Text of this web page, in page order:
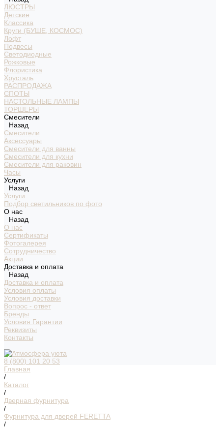
ЛЮСТРЫ
Детские
Классика
Круги (БУШЕ, КОСМОС)
Лофт
Подвесы
Светодиодные
Рожковые
Флористика
Хрусталь
РАСПРОДАЖА
СПОТЫ
НАСТОЛЬНЫЕ ЛАМПЫ
ТОРШЕРЫ
Смесители
Назад
Смесители
Аксессуары
Смесители для ванны
Смесители для кухни
Смесители для раковин
Часы
Услуги
Назад
Услуги
Подбор светильников по фото
О нас
Назад
О нас
Сертификаты
Фотогалерея
Сотрудничество
Акции
Доставка и оплата
Назад
Доставка и оплата
Условия оплаты
Условия доставки
Вопрос - ответ
Бренды
Условия Гарантии
Реквизиты
Контакты
8 (800) 101 20 53
Главная
/
Каталог
/
Дверная фурнитура
/
Фурнитура для дверей FERETTA
/